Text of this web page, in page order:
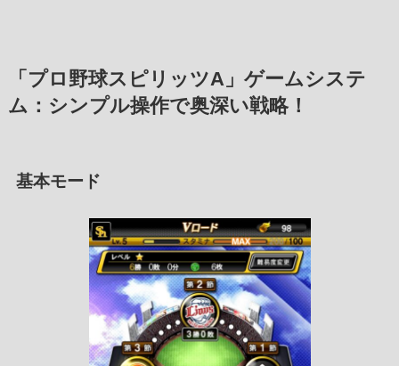
「プロ野球スピリッツA」ゲームシステ
ム：シンプル操作で奥深い戦略！
基本モード